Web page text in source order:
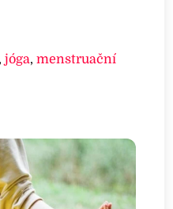
,jóga,menstruační